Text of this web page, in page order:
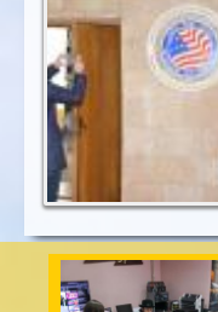
Після заходу -
фотосесія біля
"Вікна в Америку"